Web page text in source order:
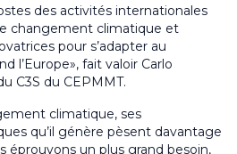
des activités internationales
changement climatique et
pour s’adapter au
l’Europe», fait valoir Carlo
C3S du CEPMMT.
climatique, ses
qu’il génère pèsent davantage
éprouvons un plus grand besoin,